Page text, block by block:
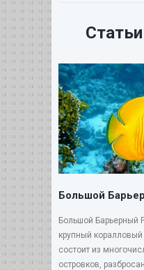
Большой
Большой Барьерный
крупный
состоит из
островков,